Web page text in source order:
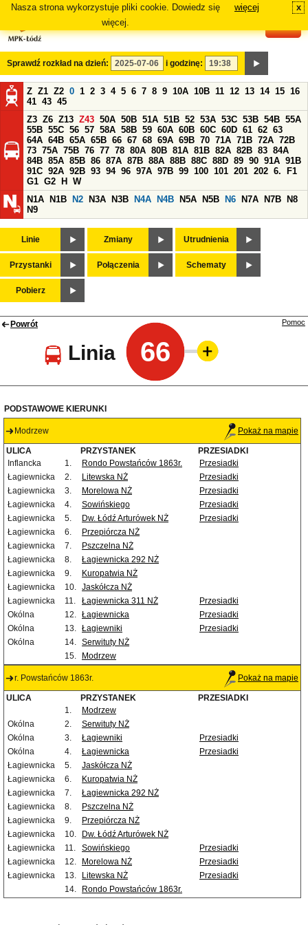
Nasza strona wykorzystuje pliki cookie. Dowiedz się
więcej.
więcej x
Sprawdź rozkład na dzień: i godzinę:
Z Z1 Z2 0 1 2 3 4 5 6 7 8 9 10A 10B 11 12 13 14 15 16
41 43 45
Z3 Z6 Z13 Z43 50A 50B 51A 51B 52 53A 53C 53B 54B 55A
55B 55C 56 57 58A 58B 59 60A 60B 60C 60D 61 62 63
64A 64B 65A 65B 66 67 68 69A 69B 70 71A 71B 72A 72B
73 75A 75B 76 77 78 80A 80B 81A 81B 82A 82B 83 84A
84B 85A 85B 86 87A 87B 88A 88B 88C 88D 89 90 91A 91B
91C 92A 92B 93 94 96 97A 97B 99 100 101 201 202 6.
F1
G1 G2 H
W
N1A
N1B N2 N3A N3B N4A N4B N5A N5B N6 N7A N7B
N8
N9
Linie Zmiany Utrudnienia
Przystanki Połączenia Schematy
Pobierz
Powrót
Linia 66
Pomoc
PODSTAWOWE KIERUNKI
Modrzew Pokaż na mapie
ULICA PRZYSTANEK
PRZESIADKI
Inflancka
1. Rondo Powstańców 1863r.
Przesiadki
Łagiewnicka
2. Litewska NŻ
Przesiadki
Łagiewnicka
3. Morelowa NŻ
Przesiadki
Łagiewnicka
4. Sowińskiego
Przesiadki
Łagiewnicka
5. Dw. Łódź Arturówek NŻ
Przesiadki
Łagiewnicka
6.
Przepiórcza NŻ
Łagiewnicka
7.
Pszczelna NŻ
Łagiewnicka
8.
Łagiewnicka 292 NŻ
Łagiewnicka
9.
Kuropatwia NŻ
Łagiewnicka
10. Jaskółcza NŻ
Łagiewnicka
11. Łagiewnicka 311 NŻ
Przesiadki
Okólna
12. Łagiewnicka
Przesiadki
Okólna
13. Łagiewniki
Przesiadki
Okólna
14. Serwituty NŻ
15.
Modrzew
r. Powstańców 1863r. Pokaż na mapie
ULICA PRZYSTANEK
PRZESIADKI
1.
Modrzew
Okólna
2.
Serwituty NŻ
Okólna
3. Łagiewniki
Przesiadki
Okólna
4. Łagiewnicka
Przesiadki
Łagiewnicka
5.
Jaskółcza NŻ
Łagiewnicka
6.
Kuropatwia NŻ
Łagiewnicka
7.
Łagiewnicka 292 NŻ
Łagiewnicka
8.
Pszczelna NŻ
Łagiewnicka
9.
Przepiórcza NŻ
Łagiewnicka
10.
Dw. Łódź Arturówek NŻ
Łagiewnicka
11. Sowińskiego
Przesiadki
Łagiewnicka
12. Morelowa NŻ
Przesiadki
Łagiewnicka
13. Litewska NŻ
Przesiadki
14.
Rondo Powstańców 1863r.